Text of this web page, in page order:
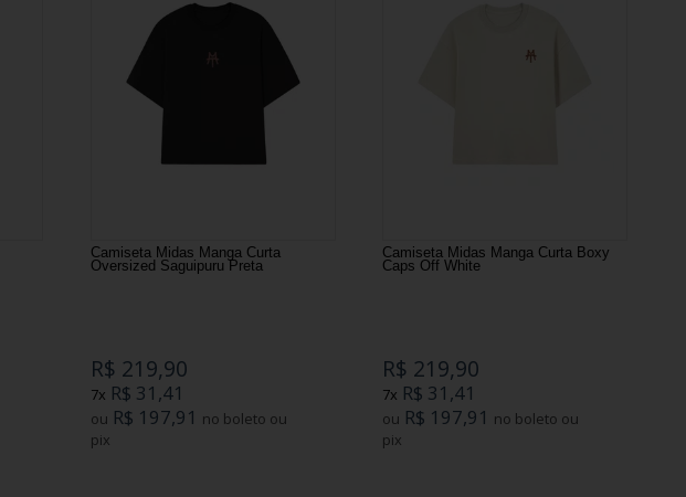
Camiseta Midas Manga Curta
Oversized Saguipuru Preta
R$ 219,90
7x R$ 31,41
ou R$ 197,91 no boleto ou
pix
Camiseta Midas Manga Curta Boxy
Caps Off White
R$ 219,90
7x R$ 31,41
ou R$ 197,91 no boleto ou
pix